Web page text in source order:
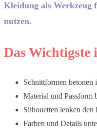
Kleidung als Werkzeug
nutzen.
Das Wichtigste
Schnittformen
Material und Passform
Silhouetten lenken
Farben und Details